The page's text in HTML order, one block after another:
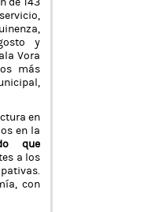
y
Vora
más
en
en la
que
a los
con